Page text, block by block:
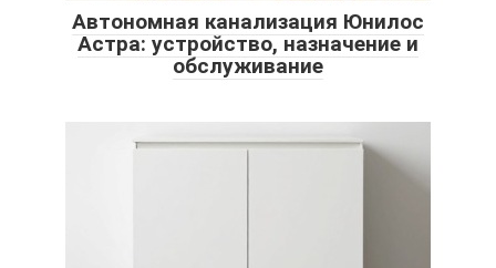
Автономная канализация Юнилос
Астра: устройство, назначение и
обслуживание